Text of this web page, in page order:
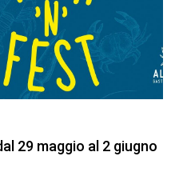
29 maggio al 2 giugno